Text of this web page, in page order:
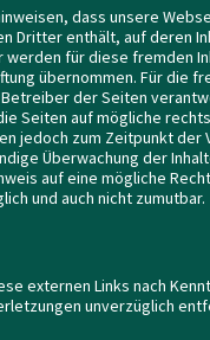
dass unsere
Dritter enthält, auf deren
werden für diese fremden
übernommen. Für die
der Seiten
Seiten auf mögliche
jedoch zum Zeitpunkt der
Überwachung der
auf eine mögliche
und auch nicht zumutbar.
externen Links nach
unverzüglich